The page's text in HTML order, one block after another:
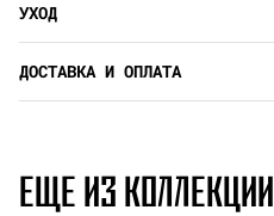
УХОД
ДОСТАВКА И ОПЛАТА
ЕЩЕ ИЗ КОЛЛЕКЦИИ